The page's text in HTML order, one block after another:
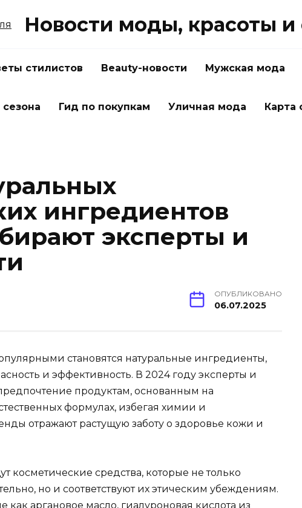
Новости моды, красоты и
стилистов Beauty-новости Мужская мода
Гид по покупкам Уличная мода Карта
ингредиентов
эксперты и
ОПУБЛИКОВАНО
06.07.2025
становятся натуральные ингредиенты,
и эффективность. В 2024 году эксперты и
продуктам, основанным на
формулах, избегая химии и
отражают растущую заботу о здоровье кожи и
косметические средства, которые не только
но и соответствуют их этическим убеждениям.
как аргановое масло, гиалуроновая кислота из